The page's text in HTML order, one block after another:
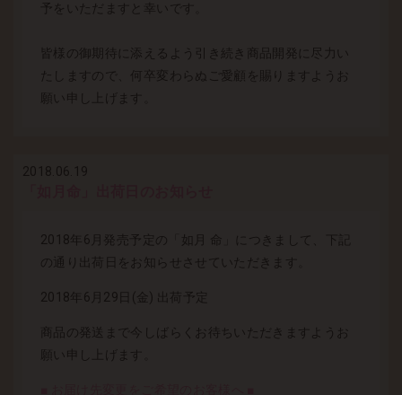
予をいただますと幸いです。
皆様の御期待に添えるよう引き続き商品開発に尽力い
たしますので、何卒変わらぬご愛顧を賜りますようお
願い申し上げます。
2018.06.19
2018年6月発売予定の「如月 命」につきまして、下記
の通り出荷日をお知らせさせていただきます。
2018年6月29日(金) 出荷予定
商品の発送まで今しばらくお待ちいただきますようお
願い申し上げます。